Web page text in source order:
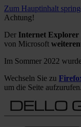
Zum Hauptinhalt
Achtung!
Der Internet Explorer
von Microsoft
Im Sommer 2022
Wechseln Sie zu
um die Seite aufzurufen.